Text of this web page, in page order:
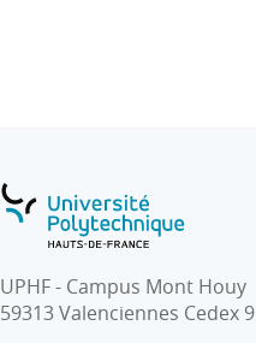
UPHF - Campus Mont Houy
59313 Valenciennes Cedex 9